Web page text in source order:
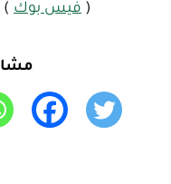
( فيس بوك )